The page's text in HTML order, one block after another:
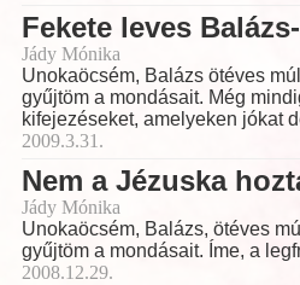
Fekete leves
Jády Mónika
Unokaöcsém, Balázs ötéves
gyűjtöm a mondásait. Még
kifejezéseket, amelyeken jókat
2009.3.31.
Nem a Jézuska
Jády Mónika
Unokaöcsém, Balázs, ötéves
gyűjtöm a mondásait. Íme, a
2008.12.29.